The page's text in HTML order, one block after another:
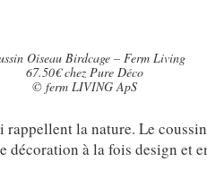
Oiseau Birdcage – Ferm Living
67.50€ chez Pure Déco
© ferm LIVING ApS
la nature. Le
décoration à la fois design et